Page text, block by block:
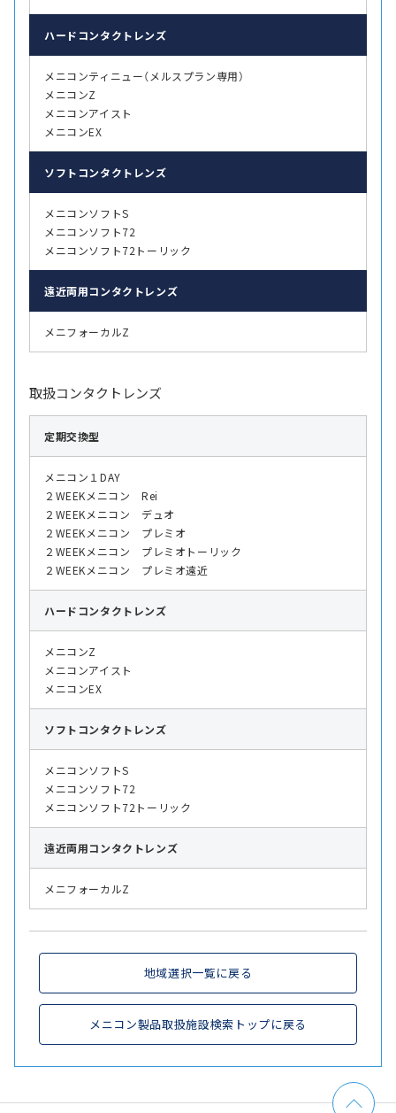
ハード コンタクトレンズ
メニコンティニュー（メルスプラン専用）
メニコンZ
メニコンアイスト
メニコンEX
ソフト コンタクトレンズ
メニコンソフトS
メニコンソフト72
メニコンソフト72トーリック
遠近両用コンタクトレンズ
メニフォーカルZ
取扱コンタクトレンズ
定期交換型
メニコン１DAY
２WEEKメニコン Rei
２WEEKメニコン デュオ
２WEEKメニコン プレミオ
２WEEKメニコン プレミオトーリック
２WEEKメニコン プレミオ遠近
ハード コンタクトレンズ
メニコンZ
メニコンアイスト
メニコンEX
ソフト コンタクトレンズ
メニコンソフトS
メニコンソフト72
メニコンソフト72トーリック
遠近両用コンタクトレンズ
メニフォーカルZ
地域選択一覧に戻る
メニコン製品取扱施設検索トップに戻る